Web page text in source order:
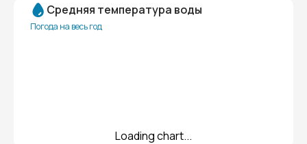
Средняя температура воды
Погода на весь год
Loading chart...